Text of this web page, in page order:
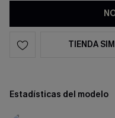
TIENDA
Estadísticas del modelo